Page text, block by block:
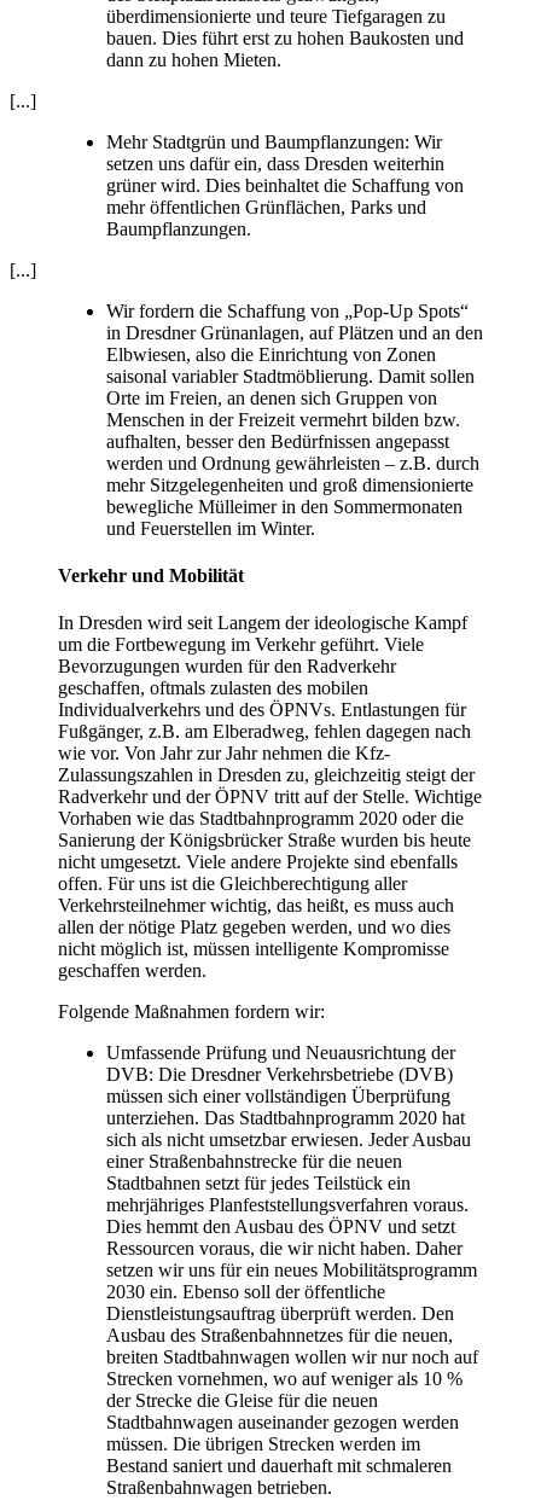
überdimensionierte und teure Tiefgaragen zu
bauen. Dies führt erst zu hohen Baukosten und
dann zu hohen Mieten.
[...]
Mehr Stadtgrün und Baumpflanzungen: Wir
setzen uns dafür ein, dass Dresden weiterhin
grüner wird. Dies beinhaltet die Schaffung von
mehr öffentlichen Grünflächen, Parks und
Baumpflanzungen.
[...]
Wir fordern die Schaffung von „Pop-Up Spots“
in Dresdner Grünanlagen, auf Plätzen und an den
Elbwiesen, also die Einrichtung von Zonen
saisonal variabler Stadtmöblierung. Damit sollen
Orte im Freien, an denen sich Gruppen von
Menschen in der Freizeit vermehrt bilden bzw.
aufhalten, besser den Bedürfnissen angepasst
werden und Ordnung gewährleisten – z.B. durch
mehr Sitzgelegenheiten und groß dimensionierte
bewegliche Mülleimer in den Sommermonaten
und Feuerstellen im Winter.
Verkehr und Mobilität
In Dresden wird seit Langem der ideologische Kampf
um die Fortbewegung im Verkehr geführt. Viele
Bevorzugungen wurden für den Radverkehr
geschaffen, oftmals zulasten des mobilen
Individualverkehrs und des ÖPNVs. Entlastungen für
Fußgänger, z.B. am Elberadweg, fehlen dagegen nach
wie vor. Von Jahr zur Jahr nehmen die Kfz-
Zulassungszahlen in Dresden zu, gleichzeitig steigt der
Radverkehr und der ÖPNV tritt auf der Stelle. Wichtige
Vorhaben wie das Stadtbahnprogramm 2020 oder die
Sanierung der Königsbrücker Straße wurden bis heute
nicht umgesetzt. Viele andere Projekte sind ebenfalls
offen. Für uns ist die Gleichberechtigung aller
Verkehrsteilnehmer wichtig, das heißt, es muss auch
allen der nötige Platz gegeben werden, und wo dies
nicht möglich ist, müssen intelligente Kompromisse
geschaffen werden.
Folgende Maßnahmen fordern wir:
Umfassende Prüfung und Neuausrichtung der
DVB: Die Dresdner Verkehrsbetriebe (DVB)
müssen sich einer vollständigen Überprüfung
unterziehen. Das Stadtbahnprogramm 2020 hat
sich als nicht umsetzbar erwiesen. Jeder Ausbau
einer Straßenbahnstrecke für die neuen
Stadtbahnen setzt für jedes Teilstück ein
mehrjähriges Planfeststellungsverfahren voraus.
Dies hemmt den Ausbau des ÖPNV und setzt
Ressourcen voraus, die wir nicht haben. Daher
setzen wir uns für ein neues Mobilitätsprogramm
2030 ein. Ebenso soll der öffentliche
Dienstleistungsauftrag überprüft werden. Den
Ausbau des Straßenbahnnetzes für die neuen,
breiten Stadtbahnwagen wollen wir nur noch auf
Strecken vornehmen, wo auf weniger als 10 %
der Strecke die Gleise für die neuen
Stadtbahnwagen auseinander gezogen werden
müssen. Die übrigen Strecken werden im
Bestand saniert und dauerhaft mit schmaleren
Straßenbahnwagen betrieben.